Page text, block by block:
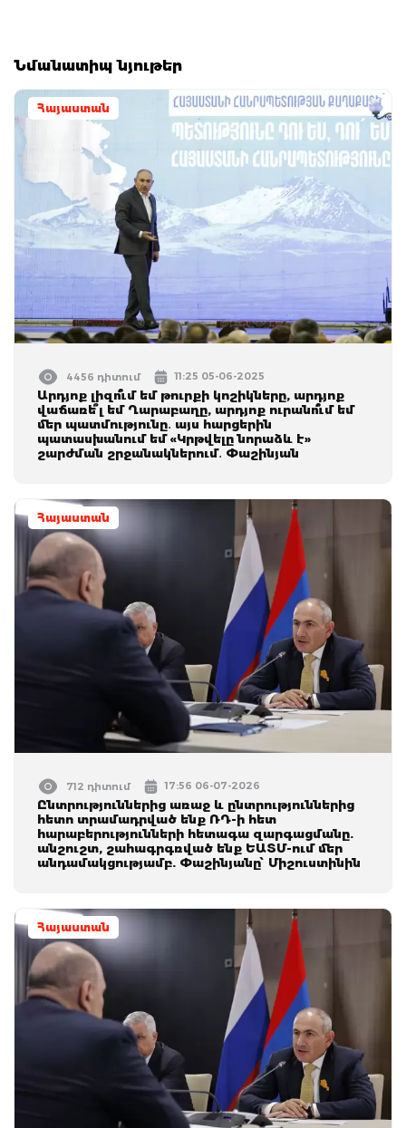
Նմանատիպ նյութեր
Հայաստան
4456 դիտում 11:25 05-06-2025
Արդյոք լիզո՞ւմ եմ թուրքի կոշիկները, արդյոք
վաճառե՞լ եմ Ղարաբաղը, արդյոք ուրանո՞ւմ եմ
մեր պատմությունը․ այս հարցերին
պատասխանում եմ «Կրթվելը նորաձև է»
շարժման շրջանակներում․ Փաշինյան
Հայաստան
712 դիտում 17:56 06-07-2026
Ընտրություններից առաջ և ընտրություններից
հետո տրամադրված ենք ՌԴ-ի հետ
հարաբերությունների հետագա զարգացմանը.
անշուշտ, շահագրգռված ենք ԵԱՏՄ-ում մեր
անդամակցությամբ. Փաշինյանը՝ Միշուստինին
Հայաստան